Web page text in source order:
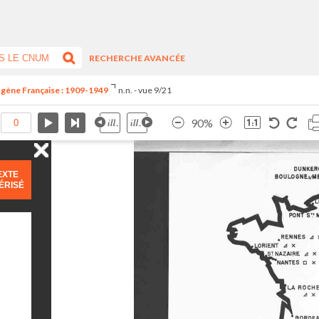
RECHERCHE AVANCÉE
Française : 1909-1949 n.n. - vue 9/21
90%